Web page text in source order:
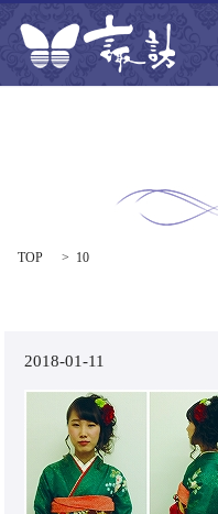
TOP 10
2018-01-11